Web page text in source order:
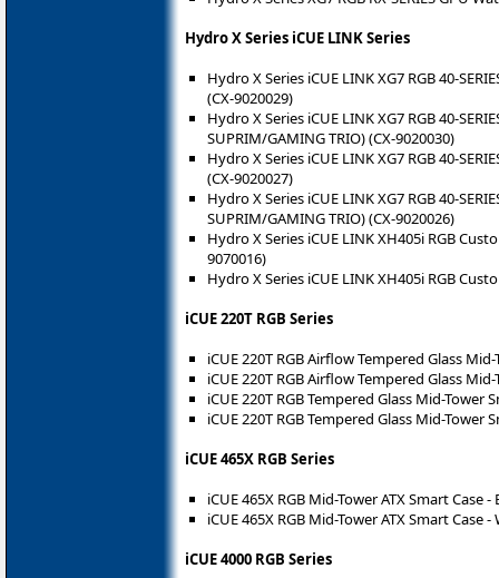
Hydro X Series iCUE LINK Series
Hydro X Series iCUE LINK XG7 RGB 40-
(CX-9020029)
Hydro X Series iCUE LINK XG7 RGB 40-
SUPRIM/GAMING TRIO) (CX-9020030)
Hydro X Series iCUE LINK XG7 RGB 40-
(CX-9020027)
Hydro X Series iCUE LINK XG7 RGB 40-
SUPRIM/GAMING TRIO) (CX-9020026)
Hydro X Series iCUE LINK XH405i RGB
9070016)
Hydro X Series iCUE LINK XH405i RGB
iCUE 220T RGB Series
iCUE 220T RGB Airflow Tempered Glass
iCUE 220T RGB Airflow Tempered Glass
iCUE 220T RGB Tempered Glass Mid-Tower
iCUE 220T RGB Tempered Glass Mid-Tower
iCUE 465X RGB Series
iCUE 465X RGB Mid-Tower ATX Smart Case -
iCUE 465X RGB Mid-Tower ATX Smart Case
iCUE 4000 RGB Series